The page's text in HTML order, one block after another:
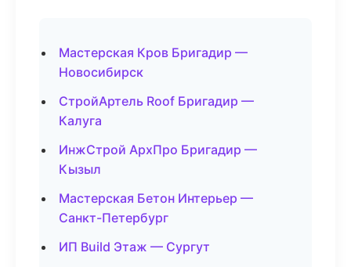
Мастерская Кров Бригадир —
Новосибирск
СтройАртель Roof Бригадир —
Калуга
ИнжСтрой АрхПро Бригадир —
Кызыл
Мастерская Бетон Интерьер —
Санкт-Петербург
ИП Build Этаж — Сургут